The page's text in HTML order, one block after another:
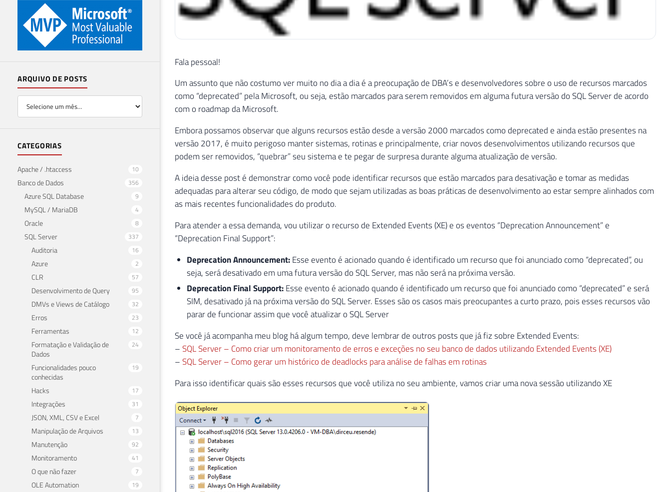
ARQUIVO DE POSTS
CATEGORIAS
Apache / .htaccess 10
Banco de Dados 356
Azure SQL Database 9
MySQL / MariaDB 4
Oracle 8
SQL Server 337
Auditoria 16
Azure 2
CLR 57
Desenvolvimento de Query 95
DMVs e Views de Catálogo 32
Erros 23
Ferramentas 12
Formatação e Validação de
Dados
24
Funcionalidades pouco
conhecidas
19
Hacks 17
Integrações 31
JSON, XML, CSV e Excel 7
Manipulação de Arquivos 13
Manutenção 92
Monitoramento 41
O que não fazer 7
OLE Automation 19
Fala pessoal!
Um assunto que não costumo ver muito no dia a dia é a preocupação de DBA’s e desenvolvedores sobre o uso de recursos marcados
como “deprecated” pela Microsoft, ou seja, estão marcados para serem removidos em alguma futura versão do SQL Server de acordo
com o roadmap da Microsoft.
Embora possamos observar que alguns recursos estão desde a versão 2000 marcados como deprecated e ainda estão presentes na
versão 2017, é muito perigoso manter sistemas, rotinas e principalmente, criar novos desenvolvimentos utilizando recursos que
podem ser removidos, “quebrar” seu sistema e te pegar de surpresa durante alguma atualização de versão.
A ideia desse post é demonstrar como você pode identificar recursos que estão marcados para desativação e tomar as medidas
adequadas para alterar seu código, de modo que sejam utilizadas as boas práticas de desenvolvimento ao estar sempre alinhados com
as mais recentes funcionalidades do produto.
Para atender a essa demanda, vou utilizar o recurso de Extended Events (XE) e os eventos “Deprecation Announcement” e
“Deprecation Final Support”:
Deprecation Announcement:Esse evento é acionado quando é identificado um recurso que foi anunciado como “deprecated”, ou
seja, será desativado em uma futura versão do SQL Server, mas não será na próxima versão.
Deprecation Final Support:Esse evento é acionado quando é identificado um recurso que foi anunciado como “deprecated” e será
SIM, desativado já na próxima versão do SQL Server. Esses são os casos mais preocupantes a curto prazo, pois esses recursos vão
parar de funcionar assim que você atualizar o SQL Server
Se você já acompanha meu blog há algum tempo, deve lembrar de outros posts que já fiz sobre Extended Events:
–SQL Server – Como criar um monitoramento de erros e exceções no seu banco de dados utilizando Extended Events (XE)
–SQL Server – Como gerar um histórico de deadlocks para análise de falhas em rotinas
Para isso identificar quais são esses recursos que você utiliza no seu ambiente, vamos criar uma nova sessão utilizando XE